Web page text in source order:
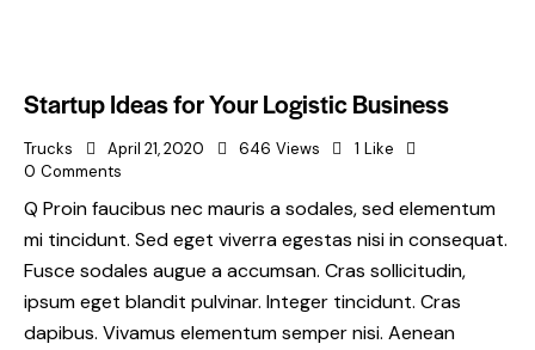
Startup Ideas for Your Logistic Business
Trucks April 21, 2020 646 Views 1 Like
0 Comments
Q Proin faucibus nec mauris a sodales, sed elementum
mi tincidunt. Sed eget viverra egestas nisi in consequat.
Fusce sodales augue a accumsan. Cras sollicitudin,
ipsum eget blandit pulvinar. Integer tincidunt. Cras
dapibus. Vivamus elementum semper nisi. Aenean